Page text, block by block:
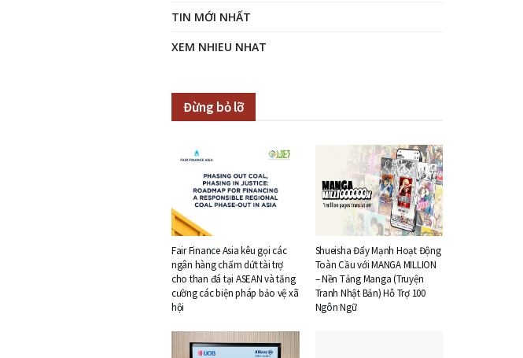
TIN MỚI NHẤT
XEM NHIEU NHAT
Đừng bỏ lỡ
Fair Finance Asia kêu gọi các
ngân hàng chấm dứt tài trợ
cho than đá tại ASEAN và tăng
cường các biện pháp bảo vệ xã
hội
Shueisha Đẩy Mạnh Hoạt Động
Toàn Cầu với MANGA MILLION
– Nền Tảng Manga (Truyện
Tranh Nhật Bản) Hỗ Trợ 100
Ngôn Ngữ